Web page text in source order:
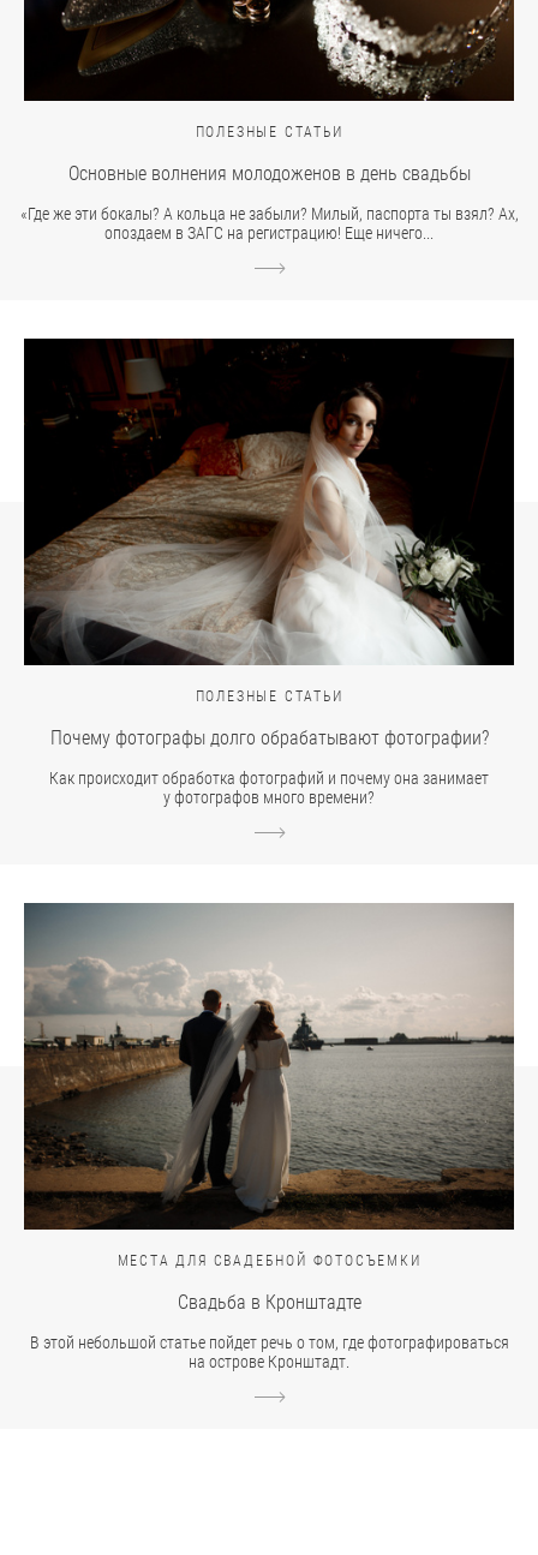
ПОЛЕЗНЫЕ СТАТЬИ
Основные волнения молодоженов в день свадьбы
«Где же эти бокалы? А кольца не забыли? Милый, паспорта ты взял? Ах,
опоздаем в ЗАГС на регистрацию! Еще ничего...
ПОЛЕЗНЫЕ СТАТЬИ
Почему фотографы долго обрабатывают фотографии?
Как происходит обработка фотографий и почему она занимает
у фотографов много времени?
МЕСТА ДЛЯ СВАДЕБНОЙ ФОТОСЪЕМКИ
Свадьба в Кронштадте
В этой небольшой статье пойдет речь о том, где фотографироваться
на острове Кронштадт.